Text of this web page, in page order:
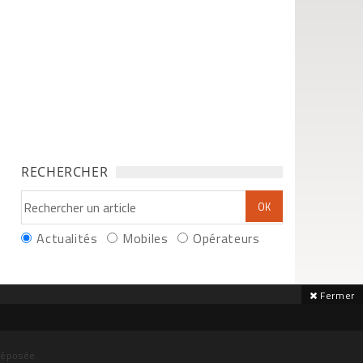
RECHERCHER
Actualités Mobiles Opérateurs
Fermer